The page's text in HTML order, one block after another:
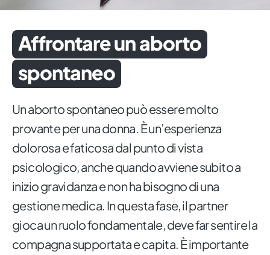
Affrontare un aborto
spontaneo
Un aborto spontaneo può essere molto
provante per una donna. È un’esperienza
dolorosa e faticosa dal punto di vista
psicologico, anche quando avviene subito a
inizio gravidanza e non ha bisogno di una
gestione medica. In questa fase, il partner
gioca un ruolo fondamentale, deve far sentire la
compagna supportata e capita. È importante